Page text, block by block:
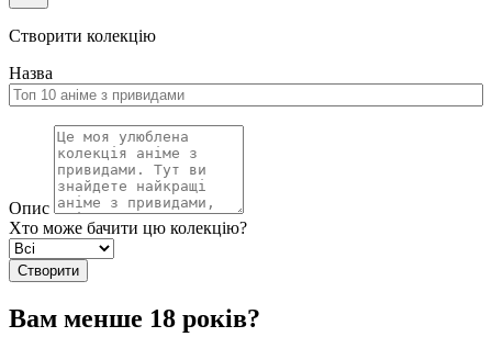
Створити колекцію
Назва
Опис
Хто може бачити цю колекцію?
Створити
Вам менше 18 років?